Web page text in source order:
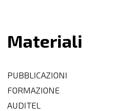
Materiali
PUBBLICAZIONI
FORMAZIONE
AUDITEL